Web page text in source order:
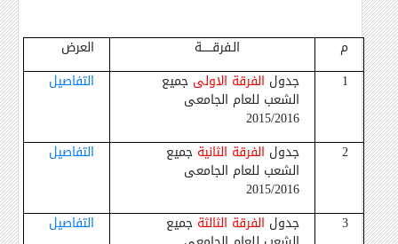
م الـفرقــــــة
العرض
1
جدول الفرقة الاولىجميع
الشعب للعام الجامعى
2015/2016
التفاصيل
2 جدول الفرقة الثانيةجميع
الشعب للعام الجامعى
2015/2016
التفاصيل
3 جدول الفرقة الثالثةجميع التفاصيل